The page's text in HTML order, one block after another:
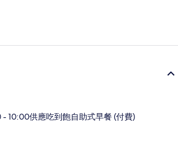
- 10:00供應吃到飽自助式早餐 (付費)